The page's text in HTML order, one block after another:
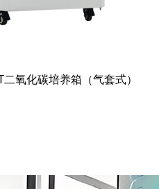
氧化碳培养箱（气套式）